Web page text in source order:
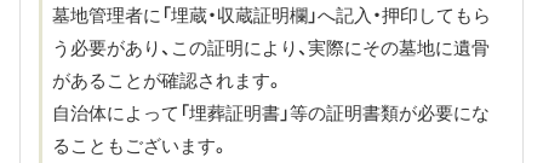
墓地管理者に「埋蔵・収蔵証明欄」へ記入・押印してもら
う必要があり、この証明により、実際にその墓地に遺骨
があることが確認されます。
自治体によって「埋葬証明書」等の証明書類が必要にな
ることもございます。